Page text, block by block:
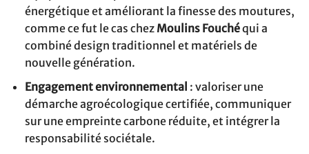
énergétique et améliorant la finesse des moutures,
comme ce fut le cas chez Moulins Fouchéqui a
combiné design traditionnel et matériels de
nouvelle génération.
Engagement environnemental : valoriser une
démarche agroécologique certifiée, communiquer
sur une empreinte carbone réduite, et intégrer la
responsabilité sociétale.